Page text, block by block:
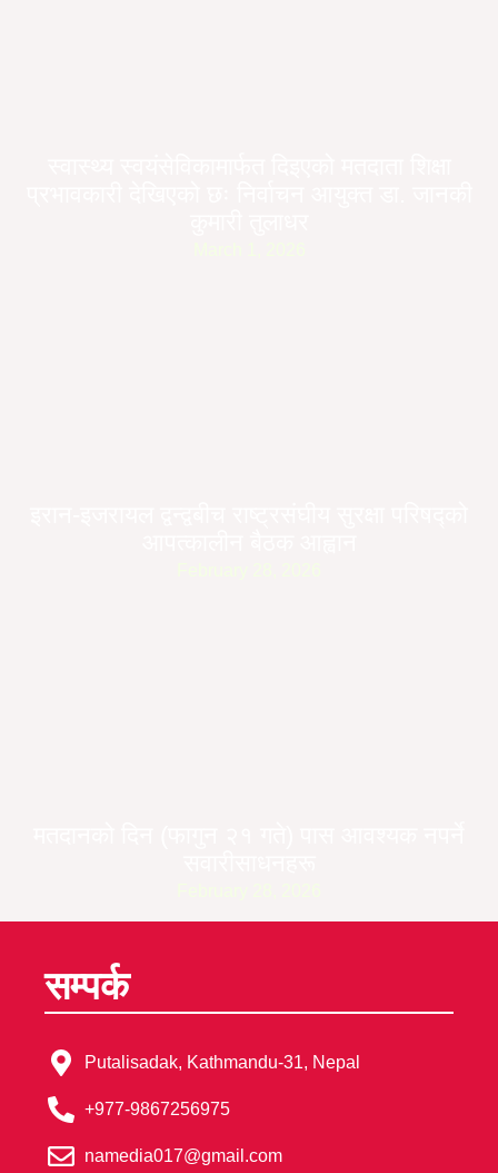
सम्पर्क
Putalisadak, Kathmandu-31, Nepal
+977-9867256975
namedia017@gmail.com